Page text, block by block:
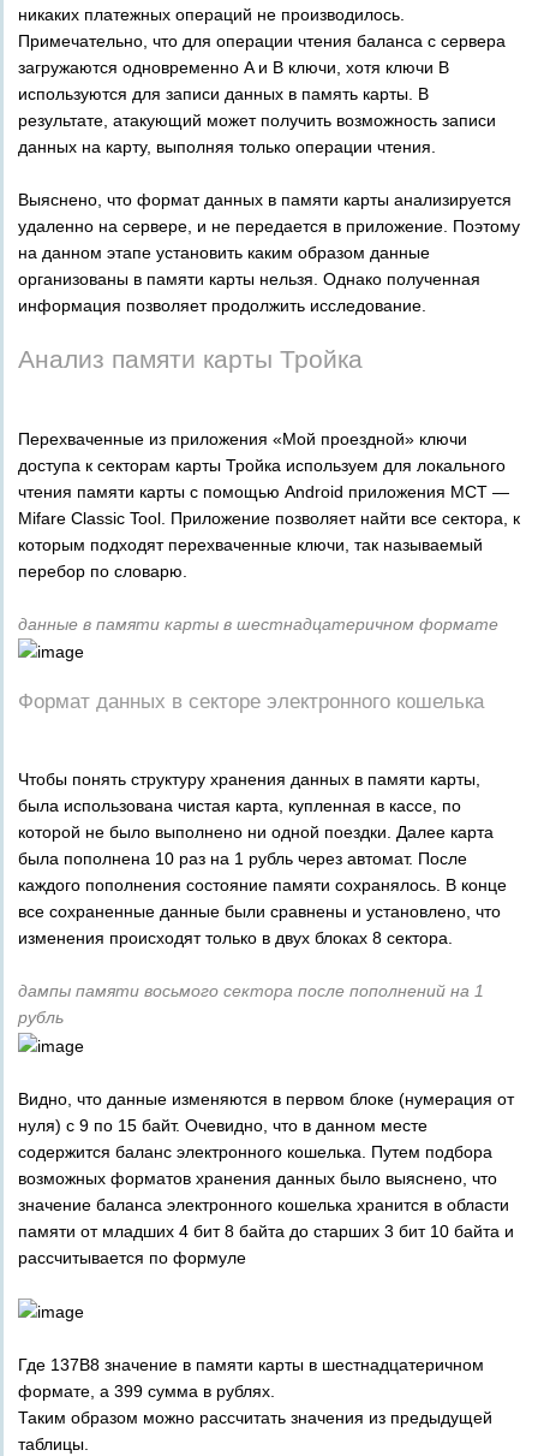
никаких платежных операций не производилось.
Примечательно, что для операции чтения баланса с сервера
загружаются одновременно A и B ключи, хотя ключи B
используются для записи данных в память карты. В
результате, атакующий может получить возможность записи
данных на карту, выполняя только операции чтения.
Выяснено, что формат данных в памяти карты анализируется
удаленно на сервере, и не передается в приложение. Поэтому
на данном этапе установить каким образом данные
организованы в памяти карты нельзя. Однако полученная
информация позволяет продолжить исследование.
Анализ памяти карты Тройка
Перехваченные из приложения «Мой проездной» ключи
доступа к секторам карты Тройка используем для локального
чтения памяти карты с помощью Android приложения MCT —
Mifare Classic Tool. Приложение позволяет найти все сектора, к
которым подходят перехваченные ключи, так называемый
перебор по словарю.
данные в памяти карты в шестнадцатеричном формате
Формат данных в секторе электронного кошелька
Чтобы понять структуру хранения данных в памяти карты,
была использована чистая карта, купленная в кассе, по
которой не было выполнено ни одной поездки. Далее карта
была пополнена 10 раз на 1 рубль через автомат. После
каждого пополнения состояние памяти сохранялось. В конце
все сохраненные данные были сравнены и установлено, что
изменения происходят только в двух блоках 8 сектора.
дампы памяти восьмого сектора после пополнений на 1
рубль
Видно, что данные изменяются в первом блоке (нумерация от
нуля) с 9 по 15 байт. Очевидно, что в данном месте
содержится баланс электронного кошелька. Путем подбора
возможных форматов хранения данных было выяснено, что
значение баланса электронного кошелька хранится в области
памяти от младших 4 бит 8 байта до старших 3 бит 10 байта и
рассчитывается по формуле
Где 137B8 значение в памяти карты в шестнадцатеричном
формате, а 399 сумма в рублях.
Таким образом можно рассчитать значения из предыдущей
таблицы.